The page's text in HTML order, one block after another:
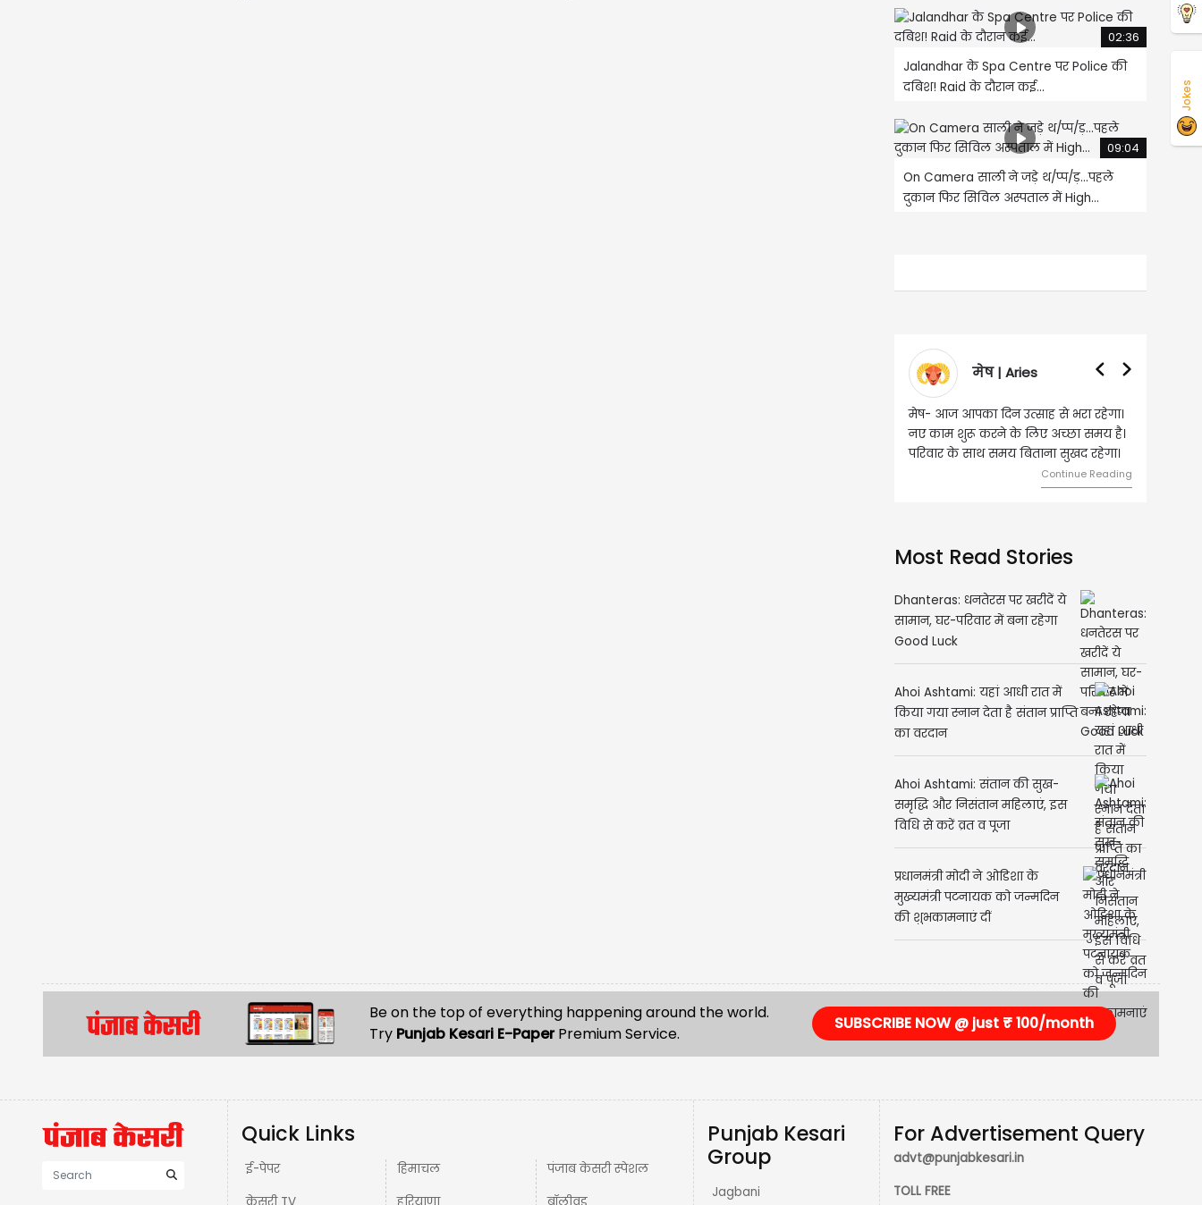
02:36
Jalandhar के Spa Centre पर Police की
दबिश! Raid के दौरान कई...
09:04
On Camera साली ने जड़े थ/प्प/ड़...पहले
दुकान फिर सिविल अस्पताल में High...
मेष | Aries
मेष- आज आपका दिन उत्साह से भरा रहेगा।
नए काम शुरू करने के लिए अच्छा समय है।
परिवार के साथ समय बिताना सुखद रहेगा।
Continue Reading
वृषभ | Taurus
वृष- आज का दिन इस राशि
लिए शुभ रहने वाला है। धन
मामलों में सफलता मिलेगी।
मेलजोल बढ़ेगा। आर्थिक
समझकर...
Most Read Stories
Dhanteras: धनतेरस पर खरीदें ये
सामान, घर-परिवार में बना रहेगा
Ahoi Ashtami: यहां आधी रात में
किया गया स्नान देता है संतान प्राप्ति
Ahoi Ashtami: संतान की सुख-
समृद्धि और निसंतान महिलाएं, इस
प्रधानमंत्री मोदी ने ओडिशा के
मुख्यमंत्री पटनायक को जन्मदिन
Be on the top of everything happening around the world.
SUBSCRIBE NOW @ just ₹ 100/month
Quick Links
Punjab Kesari
Group
For Advertisement Query
advt@punjabkesari.in
Jokes